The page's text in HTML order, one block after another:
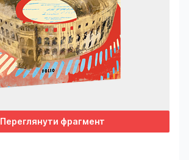
Переглянути фрагмент